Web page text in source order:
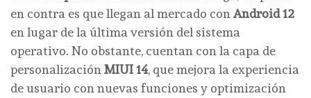
en contra es que llegan al mercado con Android 12
en lugar de la última versión del sistema
operativo. No obstante, cuentan con la capa de
personalización MIUI 14, que mejora la experiencia
de usuario con nuevas funciones y optimización